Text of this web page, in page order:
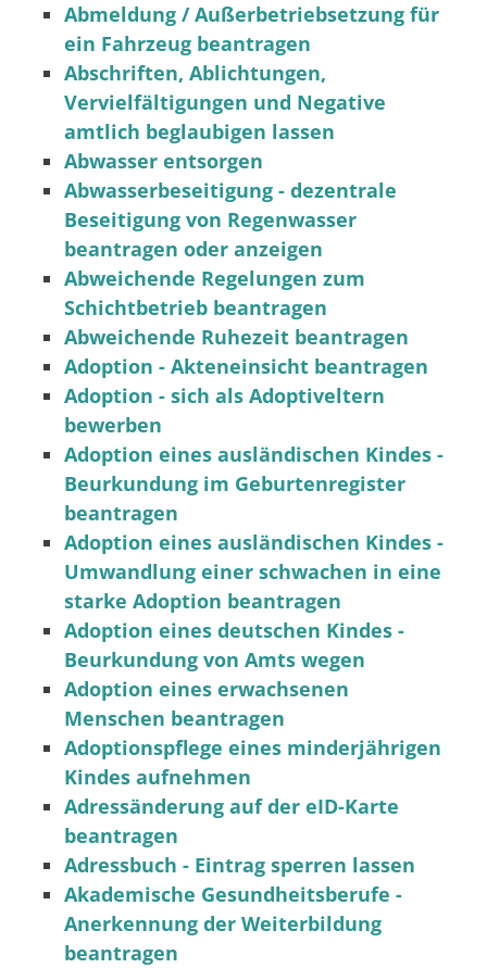
Abmeldung / Außerbetriebsetzung für
ein Fahrzeug beantragen
Abschriften, Ablichtungen,
Vervielfältigungen und Negative
amtlich beglaubigen lassen
Abwasser entsorgen
Abwasserbeseitigung - dezentrale
Beseitigung von Regenwasser
beantragen oder anzeigen
Abweichende Regelungen zum
Schichtbetrieb beantragen
Abweichende Ruhezeit beantragen
Adoption - Akteneinsicht beantragen
Adoption - sich als Adoptiveltern
bewerben
Adoption eines ausländischen Kindes -
Beurkundung im Geburtenregister
beantragen
Adoption eines ausländischen Kindes -
Umwandlung einer schwachen in eine
starke Adoption beantragen
Adoption eines deutschen Kindes -
Beurkundung von Amts wegen
Adoption eines erwachsenen
Menschen beantragen
Adoptionspflege eines minderjährigen
Kindes aufnehmen
Adressänderung auf der eID-Karte
beantragen
Adressbuch - Eintrag sperren lassen
Akademische Gesundheitsberufe -
Anerkennung der Weiterbildung
beantragen